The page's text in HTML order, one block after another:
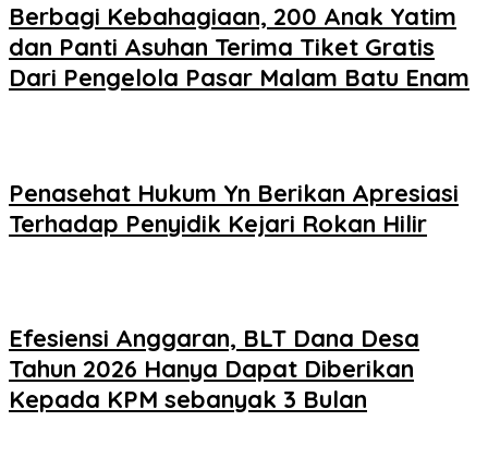
Berbagi Kebahagiaan, 200 Anak Yatim
dan Panti Asuhan Terima Tiket Gratis
Dari Pengelola Pasar Malam Batu Enam
Penasehat Hukum Yn Berikan Apresiasi
Terhadap Penyidik Kejari Rokan Hilir
Efesiensi Anggaran, BLT Dana Desa
Tahun 2026 Hanya Dapat Diberikan
Kepada KPM sebanyak 3 Bulan